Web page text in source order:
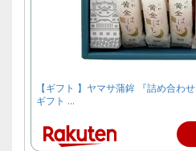
【ギフト 】ヤマサ蒲鉾 『詰め合わ
ギフト …